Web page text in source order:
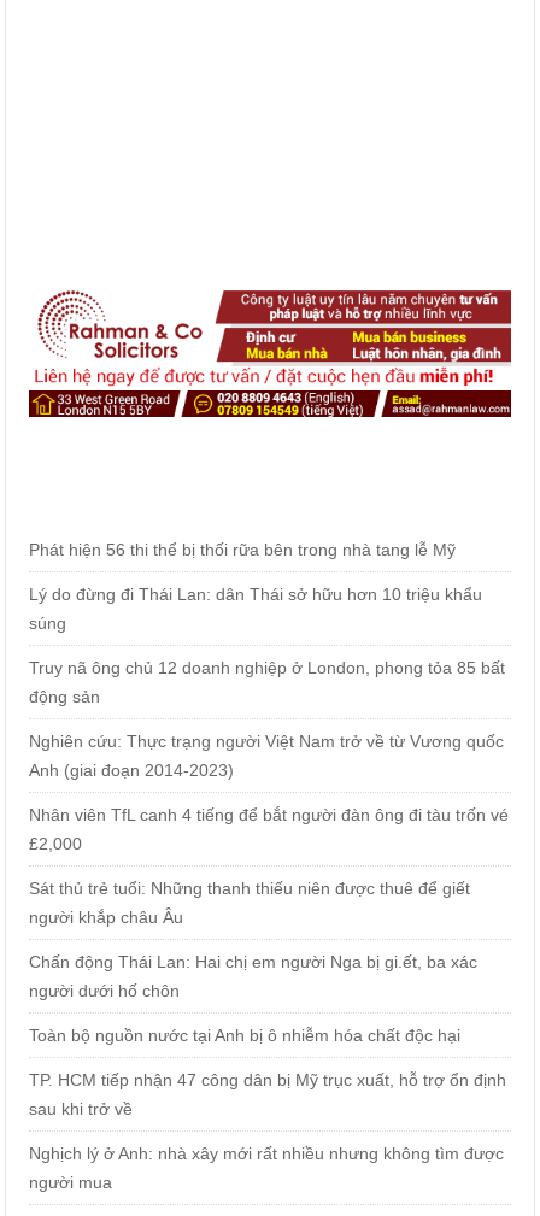
Phát hiện 56 thi thể bị thối rữa bên trong nhà tang lễ Mỹ
Lý do đừng đi Thái Lan: dân Thái sở hữu hơn 10 triệu khẩu
súng
Truy nã ông chủ 12 doanh nghiệp ở London, phong tỏa 85 bất
động sản
Nghiên cứu: Thực trạng người Việt Nam trở về từ Vương quốc
Anh (giai đoạn 2014-2023)
Nhân viên TfL canh 4 tiếng để bắt người đàn ông đi tàu trốn vé
£2,000
Sát thủ trẻ tuổi: Những thanh thiếu niên được thuê để giết
người khắp châu Âu
Chấn động Thái Lan: Hai chị em người Nga bị gi.ết, ba xác
người dưới hố chôn
Toàn bộ nguồn nước tại Anh bị ô nhiễm hóa chất độc hại
TP. HCM tiếp nhận 47 công dân bị Mỹ trục xuất, hỗ trợ ổn định
sau khi trở về
Nghịch lý ở Anh: nhà xây mới rất nhiều nhưng không tìm được
người mua